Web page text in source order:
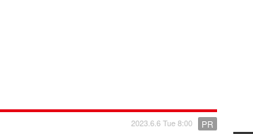
2023.6.6 Tue 8:00 PR